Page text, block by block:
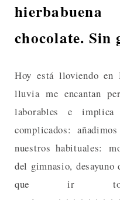
chocolate. Sin
Hoy está lloviendo
lluvia me encantan
laborables e
complicados:
nuestros habituales:
del gimnasio,
que ir